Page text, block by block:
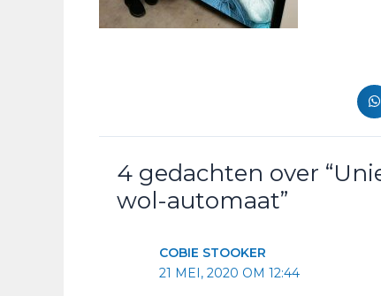
4 gedachten over
wol-automaat”
COBIE STOOKER
21 MEI, 2020 OM 12:44